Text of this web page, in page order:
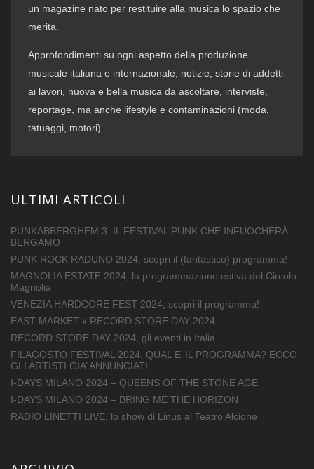
un magazine nato per restituire alla musica lo spazio che
merita.
Approfondimenti su ogni aspetto della produzione
musicale italiana e internazionale, notizie, storie di addetti
ai lavori, nuova e bella musica da ascoltare, interviste,
reportage, ma anche lifestyle e contaminazioni (moda,
tatuaggi, motori).
ULTIMI ARTICOLI
PUNKABBERGHEM 3: IL FESTIVAL PUNK CHE INFUOCHERÀ
BERGAMO
PUNK ROCK RADUNO 2024, scopri il (fantastico) programma!
MAGNOLIA ESTATE 2024, la programmazione estiva del Circolo
Magnolia
VENEZIA HARDCORE FEST 2024, scopri il programma!
EAST MARKET x RECORD STORE DAY 2024
RECORD STORE DAY 2024, gli eventi in Italia
FILAGOSTO FESTIVAL 2024, QUAL E’ IL PROGRAMMA? ECCO
GLI ARTISTI GIA’ ANNUNCIATI
I-DAYS MILANO 2024 – QUEENS OF THE STONE AGE
I-DAYS MILANO 2024 – BRING ME THE HORIZON
RADIO LINETTI LIVE, lo show di Linus al Teatro Alcione